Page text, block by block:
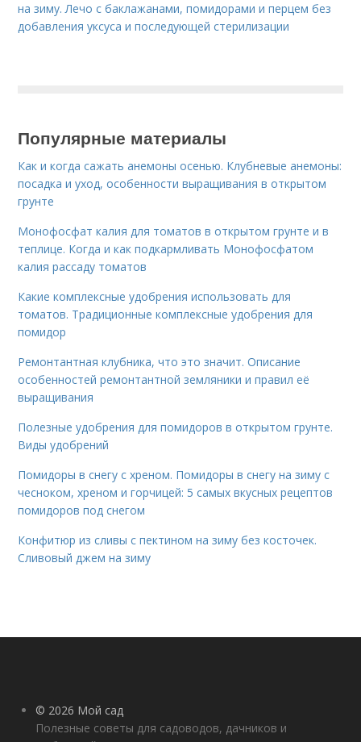
на зиму. Лечо с баклажанами, помидорами и перцем без
добавления уксуса и последующей стерилизации
Популярные материалы
Как и когда сажать анемоны осенью. Клубневые анемоны:
посадка и уход, особенности выращивания в открытом
грунте
Монофосфат калия для томатов в открытом грунте и в
теплице. Когда и как подкармливать Монофосфатом
калия рассаду томатов
Какие комплексные удобрения использовать для
томатов. Традиционные комплексные удобрения для
помидор
Ремонтантная клубника, что это значит. Описание
особенностей ремонтантной земляники и правил её
выращивания
Полезные удобрения для помидоров в открытом грунте.
Виды удобрений
Помидоры в снегу с хреном. Помидоры в снегу на зиму с
чесноком, хреном и горчицей: 5 самых вкусных рецептов
помидоров под снегом
Конфитюр из сливы с пектином на зиму без косточек.
Сливовый джем на зиму
© 2026 Мой сад
Полезные советы для садоводов, дачников и